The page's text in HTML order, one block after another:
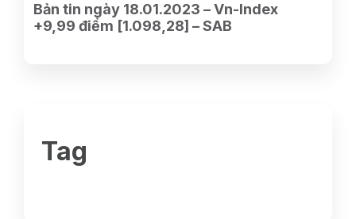
Bản tin ngày 18.01.2023 – Vn-Index
+9,99 điểm [1.098,28] – SAB
Tag